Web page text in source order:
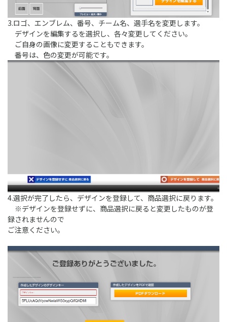
3.ロゴ、エンブレム、番号、チーム名、選手名を変更します。
デザインを編集するを選択し、各々変更してください。
ご自身の画像に変更することもできます。
番号は、色の変更が可能です。
4.選択が完了したら、デザインを登録して、商品選択に戻ります。
※デザインを登録せずに、商品選択に戻ると変更したものが登
録されませんので
ご注意ください。